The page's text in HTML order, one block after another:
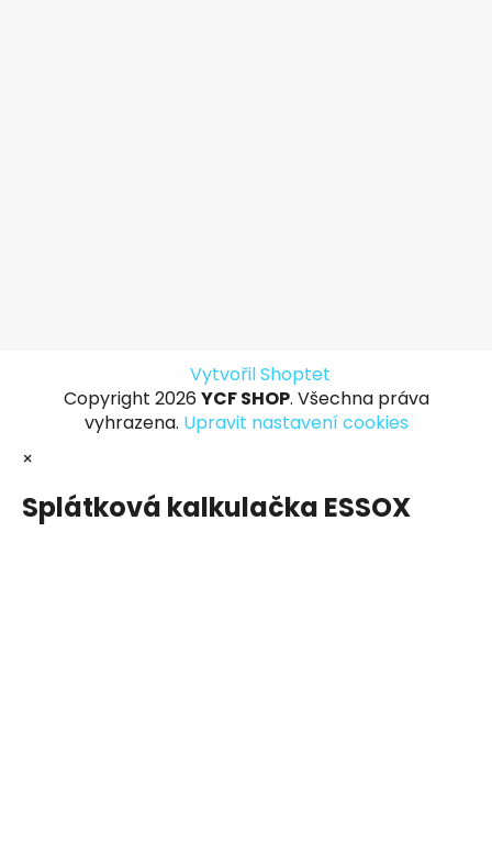
Vytvořil Shoptet
Copyright 2026 YCF SHOP. Všechna práva
vyhrazena. Upravit nastavení cookies
×
Splátková kalkulačka ESSOX